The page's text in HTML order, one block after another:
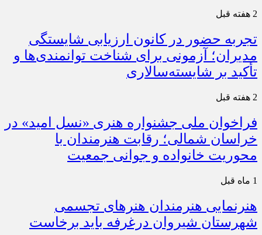
2 هفته قبل
تجربه حضور در کانون ارزیابی شایستگی
مدیران؛ آزمونی برای شناخت توانمندی‌ها و
تأکید بر شایسته‌سالاری
2 هفته قبل
فراخوان ملی جشنواره هنری «نسل امید» در
خراسان شمالی؛ رقابت هنرمندان با
محوریت خانواده و جوانی جمعیت
1 ماه قبل
هنرنمایی هنرمندان هنرهای تجسمی
شهرستان شیروان درغرفه باید برخاست